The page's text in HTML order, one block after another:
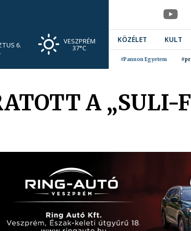
6. VESZPRÉM
37°C
KÖZÉLET KULT
#Pannon Egyetem
A „SULI-